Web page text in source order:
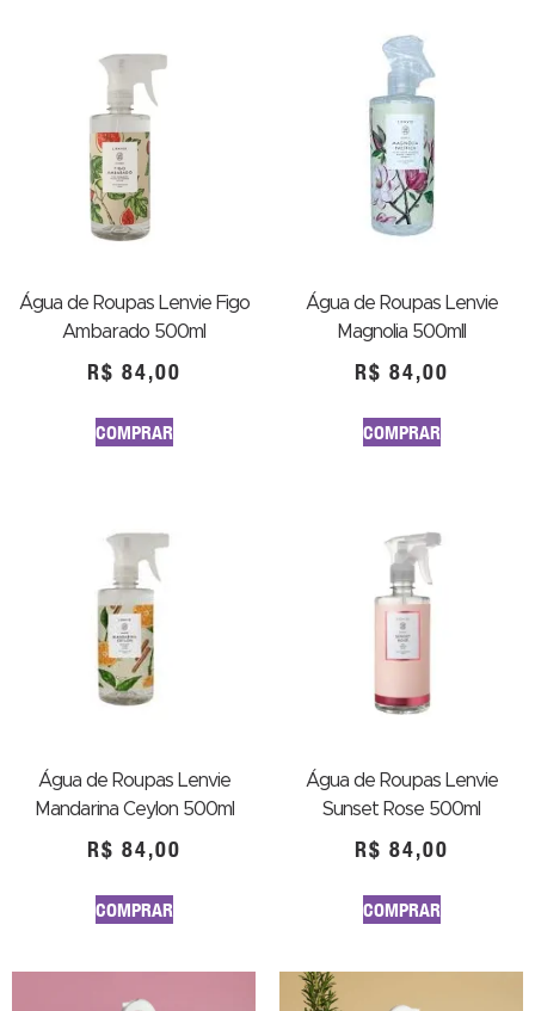
Água de Roupas Lenvie Figo
Ambarado 500ml
R$ 84,00
COMPRAR
Água de Roupas Lenvie
Magnolia 500mll
R$ 84,00
COMPRAR
Água de Roupas Lenvie
Mandarina Ceylon 500ml
R$ 84,00
COMPRAR
Água de Roupas Lenvie
Sunset Rose 500ml
R$ 84,00
COMPRAR